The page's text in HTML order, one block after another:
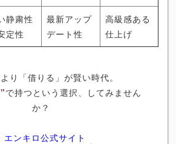
静粛性
定性
最新アップ
デート性
高級感ある
仕上げ
より「借りる」が賢い時代。
で持つという選択、してみません
か？
ンキロ公式サイト